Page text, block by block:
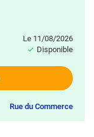
le 11/08/2026
Disponible
Rue du Commerce